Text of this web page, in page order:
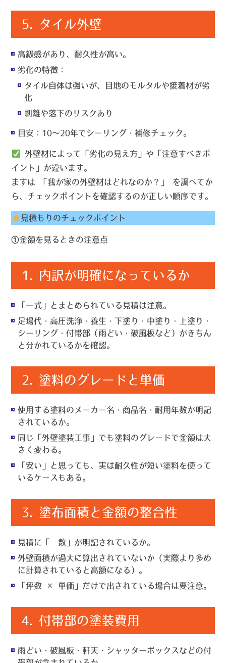
5. タイル外壁
高級感があり、耐久性が高い。
劣化の特徴 ：
タイル自体は強いが、目地のモルタルや接着材が劣
化
剥離や落下のリスクあり
目安 ：10〜20年でシーリング・補修チェック。
外壁材によって「劣化の見え方」や「注意すべきポ
イント」が違います。
まずは
「我が家の外壁材はどれなのか？」
を調べてか
ら、チェックポイントを確認するのが正しい順序です。
見積もりのチェックポイント
①金額を見るときの注意点
1. 内訳が明確になっているか
「一式」とまとめられている見積は注意。
足場代・高圧洗浄・養生・下塗り・中塗り・上塗り・
シーリング・付帯部（雨どい・破風板など）がきちん
と分かれているかを確認。
2. 塗料のグレードと単価
使用する塗料のメーカー名・商品名・耐用年数が明記
されているか。
同じ「外壁塗装工事」でも塗料のグレードで金額は大
きく変わる。
「安い」と思っても、実は耐久性が短い塗料を使って
いるケースもある。
3. 塗布面積と金額の整合性
見積に「㎡数」が明記されているか。
外壁面積が過大に算出されていないか（実際より多め
に計算されていると高額になる）。
「坪数 × 単価」だけで出されている場合は要注意。
4. 付帯部の塗装費用
雨どい・破風板・軒天・シャッターボックスなどの付